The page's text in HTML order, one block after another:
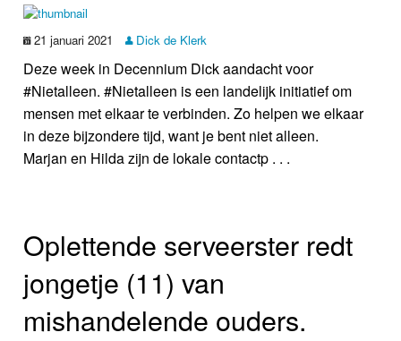
21 januari 2021 Dick de Klerk
Deze week in Decennium Dick aandacht voor
#Nietalleen. #Nietalleen is een landelijk initiatief om
mensen met elkaar te verbinden. Zo helpen we elkaar
in deze bijzondere tijd, want je bent niet alleen.
Marjan en Hilda zijn de lokale contactp . . .
Oplettende serveerster redt
jongetje (11) van
mishandelende ouders.